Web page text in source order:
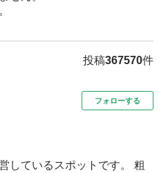
投稿367570件
フォローする
しているスポットです。 粗